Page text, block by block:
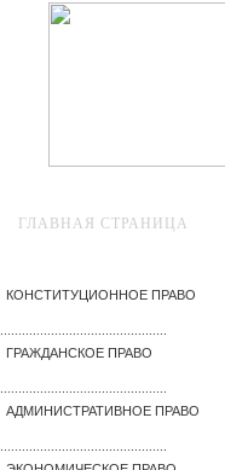
ГЛАВНАЯ СТРАНИЦА
КОНСТИТУЦИОННОЕ ПРАВО
ГРАЖДАНСКОЕ ПРАВО
АДМИНИСТРАТИВНОЕ ПРАВО